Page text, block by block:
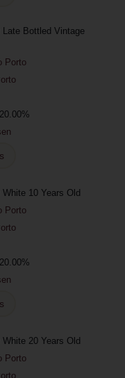
Late Bottled Vintage
Porto
20.00%
White 10 Years Old
Porto
20.00%
White 20 Years Old
Porto